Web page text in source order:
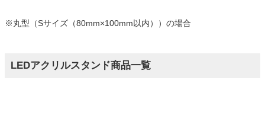
※丸型（Sサイズ（80mm×100mm以内））の場合
LEDアクリルスタンド商品一覧